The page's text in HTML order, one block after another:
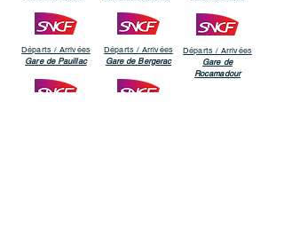
Départs / Arrivées
Gare de Pauillac
Départs / Arrivées
Gare de Bergerac
Départs / Arrivées
Gare de
Rocamadour